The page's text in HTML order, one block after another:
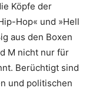
Köpfe der
Hop« und »Hell
aus den Boxen
M nicht nur für
Berüchtigt sind
und politischen